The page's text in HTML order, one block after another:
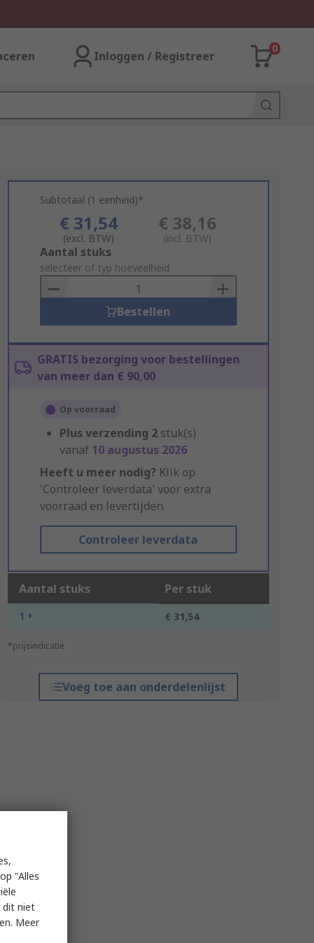
Inloggen / Registreer
0
Subtotaal (1 eenheid)*
€ 31,54
(excl. BTW)
€ 38,16
(incl. BTW)
Add
to
Basket
Aantal stuks
selecteer of typ hoeveelheid
Bestellen
GRATIS bezorging voor bestellingen
van meer dan € 90,00
Op voorraad
Plus verzending 2 stuk(s)
vanaf 10 augustus 2026
Heeft u meer nodig? Klik op
'Controleer leverdata' voor extra
voorraad en levertijden.
Controleer leverdata
Aantal stuks Per stuk
1 + € 31,54
*prijsindicatie
Voeg toe aan onderdelenlijst
"Alles
dit niet
Meer